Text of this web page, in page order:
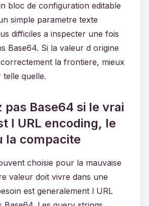
bloc de configuration editable
simple parametre texte
difficiles a inspecter une fois
Base64. Si la valeur d origine
la frontiere, mieux
telle quelle.
pas Base64 si le vrai
l URL encoding, le
la compacite
choisie pour la mauvaise
valeur doit vivre dans une
est generalement l URL